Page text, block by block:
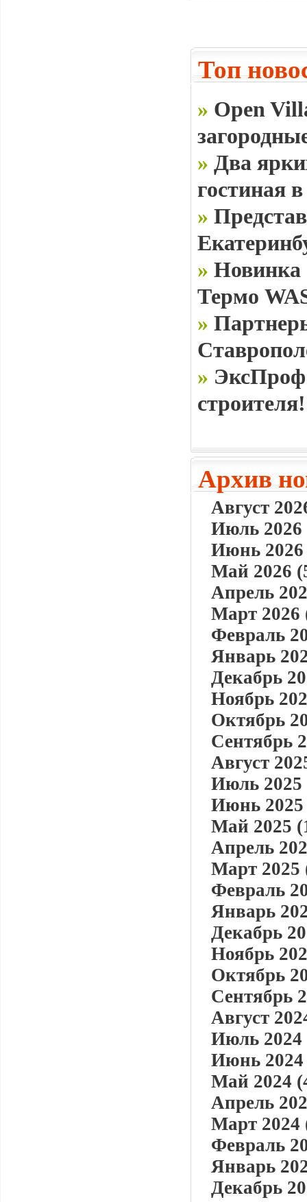
Топ
» Open
» Два
гостиная
»
» Новинка
Термо
»
» ЭксПроф
строителя!
Архив
Август
Июль 2026
Июнь 2026
Май 2026
Апрель
Март 2026
Февраль
Январь
Декабрь
Ноябрь
Октябрь
Сентябрь
Август
Июль 2025
Июнь 2025
Май 2025
Апрель
Март 2025
Февраль
Январь
Декабрь
Ноябрь
Октябрь
Сентябрь
Август
Июль 2024
Июнь 2024
Май 2024
Апрель
Март 2024
Февраль
Январь
Декабрь